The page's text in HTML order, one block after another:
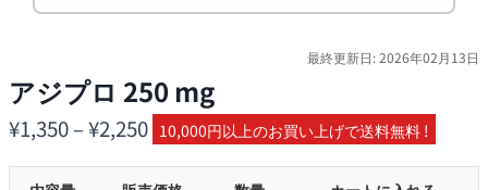
最終更新日: 2026年02月13日
アジプロ 250 mg
¥1,350–¥2,250価
格
10,000円以上のお買い上げで送料無料 !